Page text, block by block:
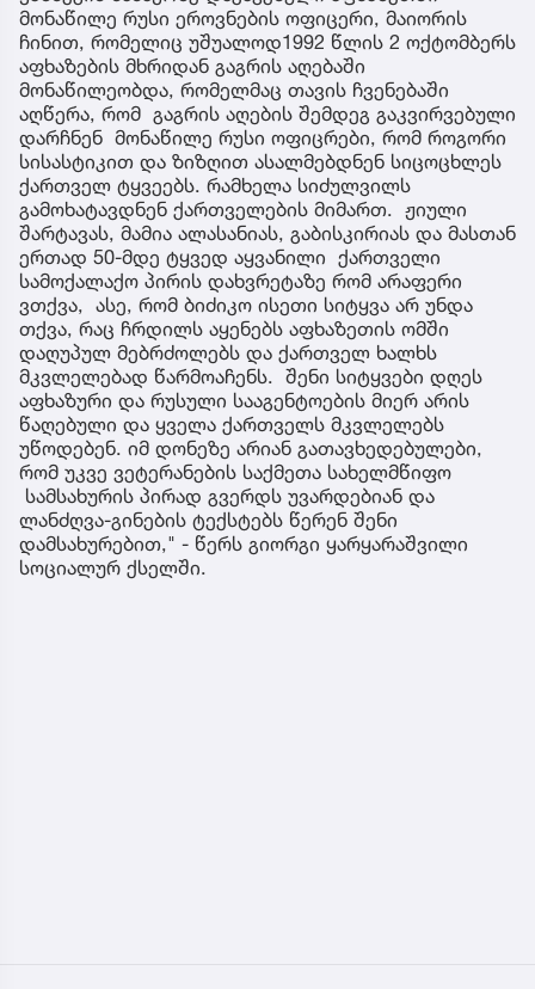
მონაწილე რუსი ეროვნების ოფიცერი, მაიორის
ჩინით, რომელიც უშუალოდ1992 წლის 2 ოქტომბერს
აფხაზების მხრიდან გაგრის აღებაში
მონაწილეობდა, რომელმაც თავის ჩვენებაში
აღწერა, რომ გაგრის აღების შემდეგ გაკვირვებული
დარჩნენ მონაწილე რუსი ოფიცრები, რომ როგორი
სისასტიკით და ზიზღით ასალმებდნენ სიცოცხლეს
ქართველ ტყვეებს. რამხელა სიძულვილს
გამოხატავდნენ ქართველების მიმართ. ჟიული
შარტავას, მამია ალასანიას, გაბისკირიას და მასთან
ერთად 50-მდე ტყვედ აყვანილი ქართველი
სამოქალაქო პირის დახვრეტაზე რომ არაფერი
ვთქვა, ასე, რომ ბიძიკო ისეთი სიტყვა არ უნდა
თქვა, რაც ჩრდილს აყენებს აფხაზეთის ომში
დაღუპულ მებრძოლებს და ქართველ ხალხს
მკვლელებად წარმოაჩენს. შენი სიტყვები დღეს
აფხაზური და რუსული სააგენტოების მიერ არის
წაღებული და ყველა ქართველს მკვლელებს
უწოდებენ. იმ დონეზე არიან გათავხედებულები,
რომ უკვე ვეტერანების საქმეთა სახელმწიფო
სამსახურის პირად გვერდს უვარდებიან და
ლანძღვა-გინების ტექსტებს წერენ შენი
დამსახურებით," - წერს გიორგი ყარყარაშვილი
სოციალურ ქსელში.